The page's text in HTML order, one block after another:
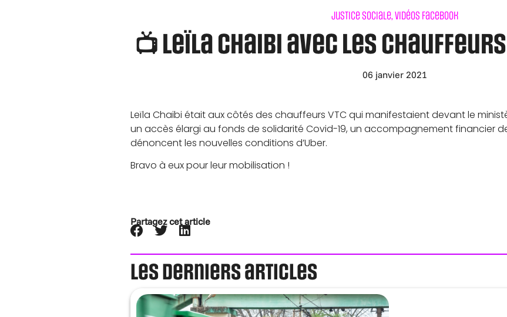
Justice sociale,Vidéos Facebook
📺 Leïla Chaibi avec les chauffeurs
06 janvier 2021
Leïla Chaibi était aux côtés des chauffeurs VTC qui manifestaient devant le
un accès élargi au fonds de solidarité Covid-19, un accompagnement financier
dénoncent les nouvelles conditions d’Uber.
Bravo à eux pour leur mobilisation !
Partagez cet article
Les derniers articles